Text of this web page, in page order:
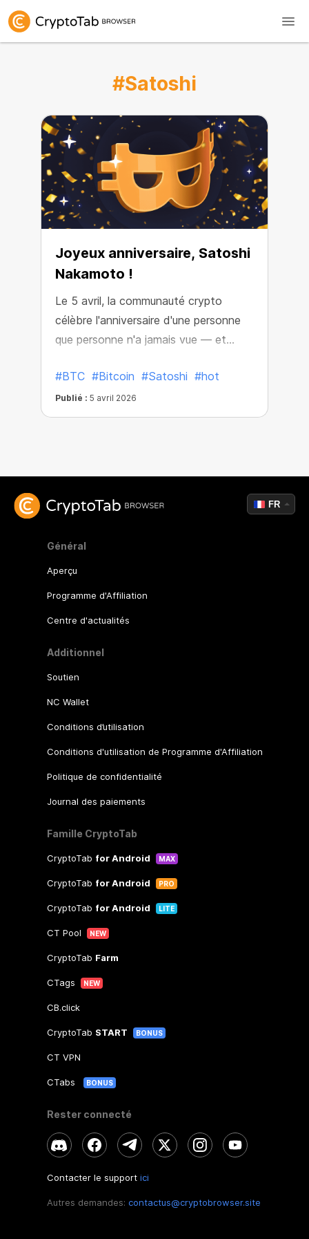
#Satoshi
Joyeux anniversaire, Satoshi
Nakamoto !
Le 5 avril, la communauté crypto
célèbre l'anniversaire d'une personne
que personne n'a jamais vue — et
monde à jamais.
#BTC #Bitcoin #Satoshi #hot
Publié : 5 avril 2026
Général
Aperçu
Programme d'Affiliation
Centre d'actualités
Additionnel
Soutien
NC Wallet
Conditions d’utilisation
Conditions d'utilisation de Programme d'Affiliation
Politique de confidentialité
Journal des paiements
Famille CryptoTab
CryptoTab for Android MAX
CryptoTab for Android PRO
CryptoTab for Android LITE
CT Pool NEW
CryptoTab Farm
CTags NEW
CB.click
CryptoTab START BONUS
CT VPN
CTabs BONUS
Rester connecté
Contacter le support ici
Autres demandes: contactus@cryptobrowser.site
FR